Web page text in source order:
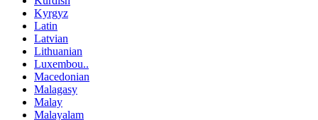
Kyrgyz
Latin
Latvian
Lithuanian
Luxembou..
Macedonian
Malagasy
Malay
Malayalam